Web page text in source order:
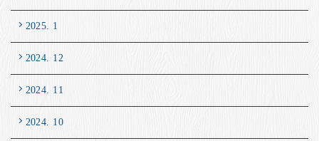
2025. 1
2024. 12
2024. 11
2024. 10